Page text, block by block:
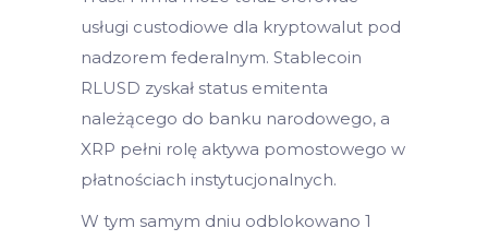
usługi custodiowe dla kryptowalut pod
nadzorem federalnym. Stablecoin
RLUSD zyskał status emitenta
należącego do banku narodowego, a
XRP pełni rolę aktywa pomostowego w
płatnościach instytucjonalnych.
W tym samym dniu odblokowano 1